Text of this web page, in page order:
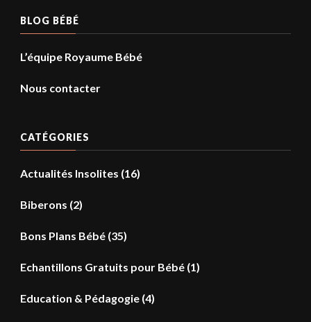
BLOG BÉBÉ
L’équipe Royaume Bébé
Nous contacter
CATÉGORIES
Actualités Insolites (16)
Biberons (2)
Bons Plans Bébé (35)
Echantillons Gratuits pour Bébé (1)
Education & Pédagogie (4)